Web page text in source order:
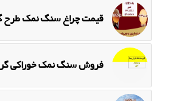
قیمت چراغ سنگ نمک طرح
فروش سنگ نمک خوراکی